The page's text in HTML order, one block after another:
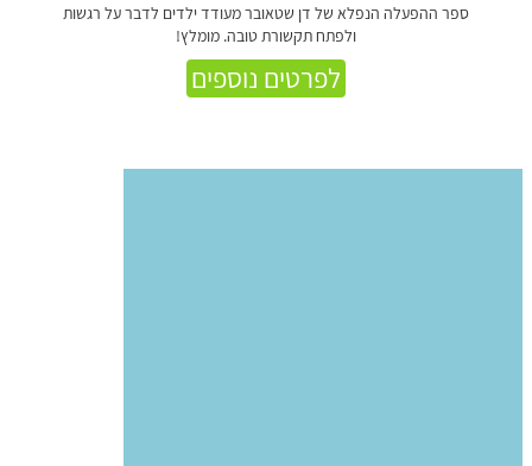
ספר ההפעלה הנפלא של דן שטאובר מעודד ילדים לדבר על רגשות
ולפתח תקשורת טובה. מומלץ!
לפרטים נוספים